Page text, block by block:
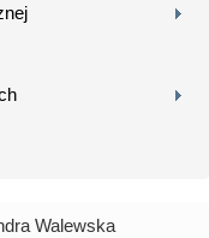
Walewska